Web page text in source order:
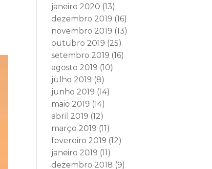
janeiro 2020 (13)
dezembro 2019 (16)
novembro 2019 (13)
outubro 2019 (25)
setembro 2019 (16)
agosto 2019 (10)
julho 2019 (8)
junho 2019 (14)
maio 2019 (14)
abril 2019 (12)
março 2019 (11)
fevereiro 2019 (12)
janeiro 2019 (11)
dezembro 2018 (9)